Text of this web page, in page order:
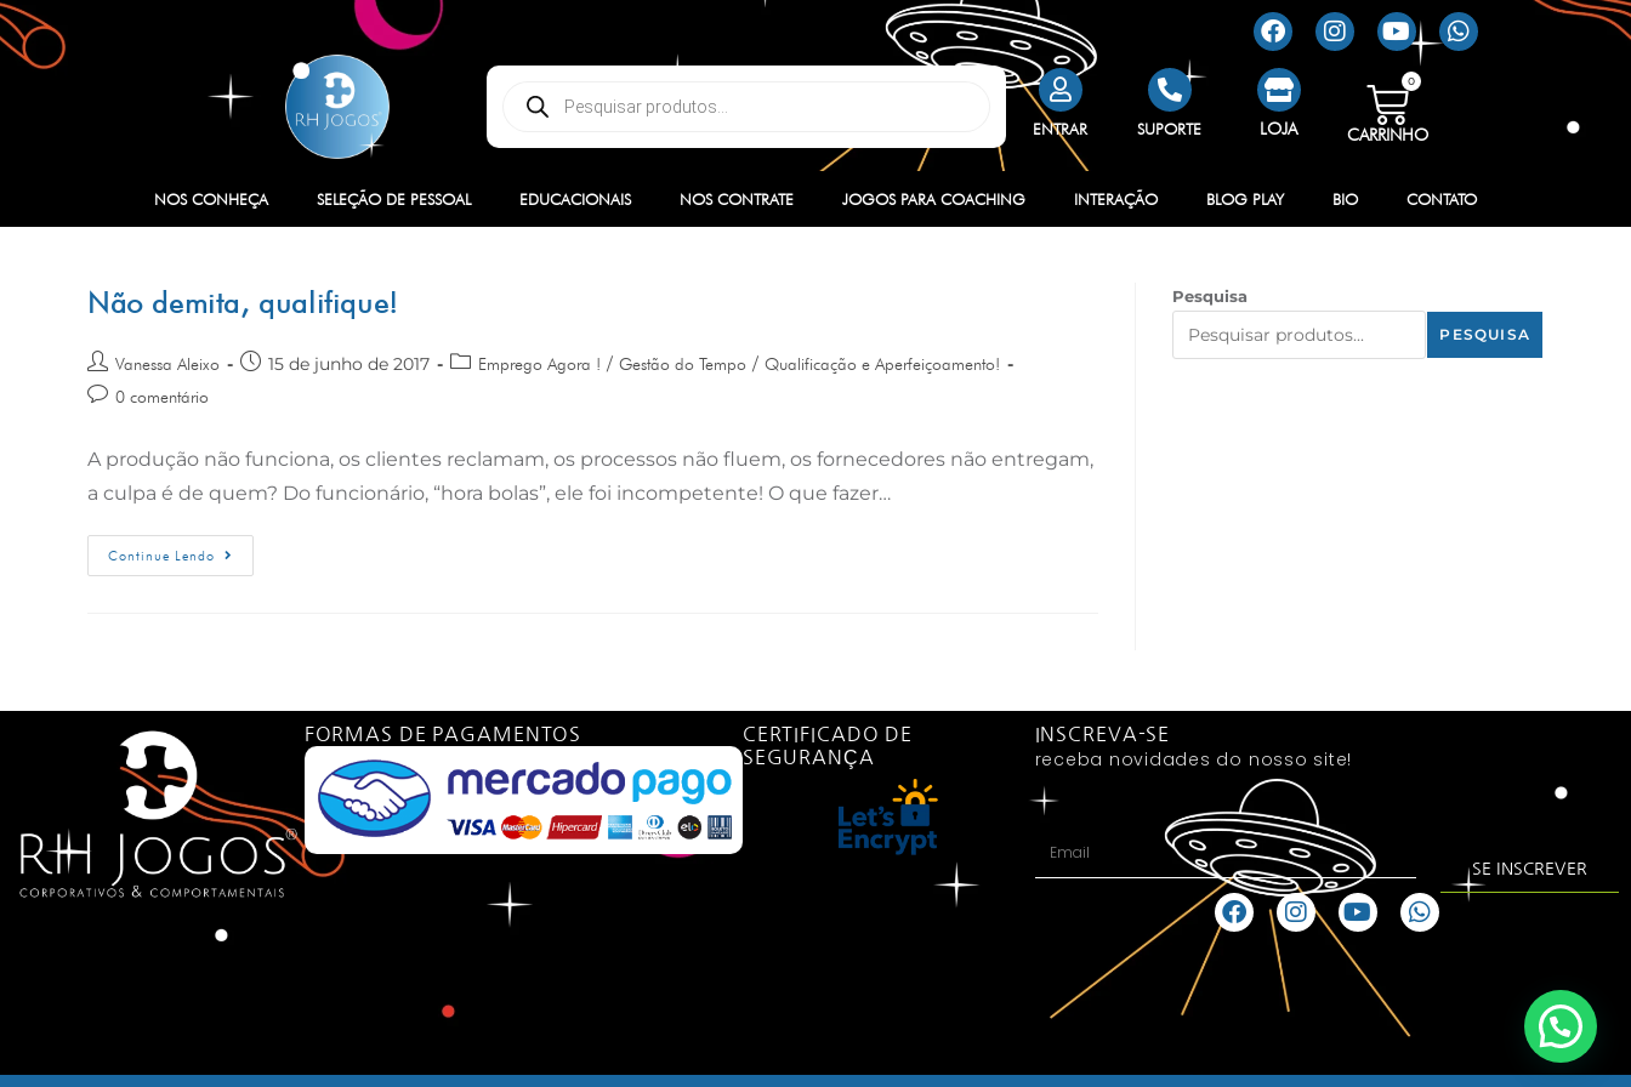
ENTRAR SUPORTE LOJA
0
CARRINHO
NOS CONHEÇA SELEÇÃO DE PESSOAL EDUCACIONAIS NOS CONTRATE JOGOS PARA COACHING INTERAÇÃO BLOG PLAY BIO CONTATO
Não demita, qualifique!
Vanessa Aleixo 15 de junho de 2017 Emprego Agora ! / Gestão do Tempo / Qualificação e Aperfeiçoamento!
0 comentário
A produção não funciona, os clientes reclamam, os processos não fluem, os fornecedores não entregam,
a culpa é de quem? Do funcionário, “hora bolas”, ele foi incompetente! O que fazer…
Continue Lendo
Pesquisa
PESQUISA
FORMAS DE PAGAMENTOS
CERTIFICADO DE
SEGURANÇA
INSCREVA-SE
receba novidades do nosso site!
SE INSCREVER